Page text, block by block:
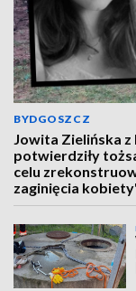
BYDGOSZCZ
Jowita Zielińska z
potwierdziły
celu
zaginięcia